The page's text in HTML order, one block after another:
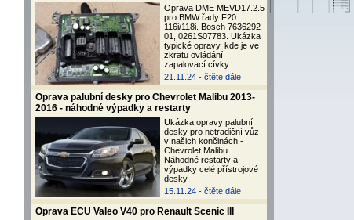
Oprava DME MEVD17.2.5
pro BMW řady F20
116i/118i. Bosch 7636292-
01, 0261S07783. Ukázka
typické opravy, kde je ve
zkratu ovládání
zapalovací cívky.
21.11.24 - čtěte dále
Oprava palubní desky pro Chevrolet Malibu 2013-
2016 - náhodné výpadky a restarty
Ukázka opravy palubní
desky pro netradiční vůz
v našich končinách -
Chevrolet Malibu.
Náhodné restarty a
výpadky celé přístrojové
desky.
15.11.24 - čtěte dále
Oprava ECU Valeo V40 pro Renault Scenic III